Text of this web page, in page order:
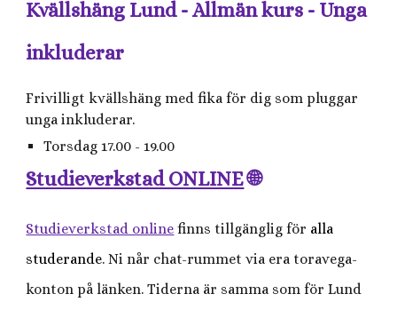
Kvällshäng Lund - Allmän kurs - Unga
inkluderar
Frivilligt kvällshäng med fika för dig som pluggar
unga inkluderar.
Torsdag 17.00 - 19.00
Studieverkstad ONLINE🌐
Studieverkstad online finns tillgänglig för alla
studerande. Ni når chat-rummet via era toravega-
konton på länken. Tiderna är samma som för Lund